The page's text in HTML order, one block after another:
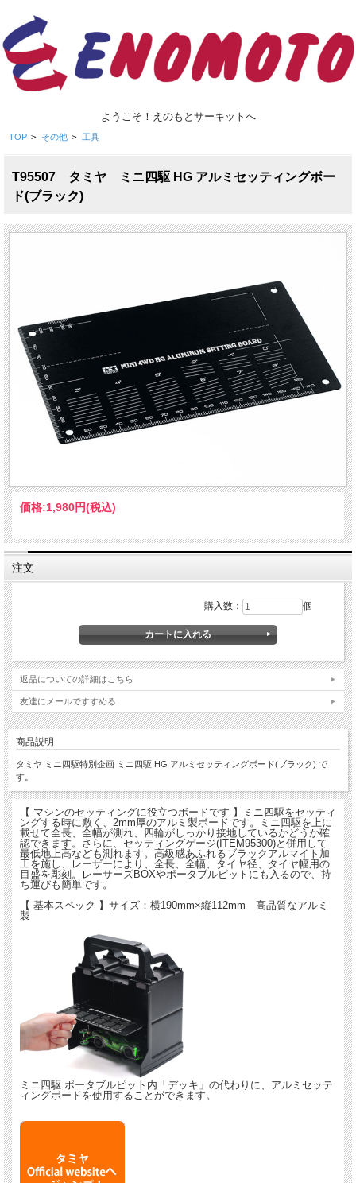
ようこそ！えのもとサーキットへ
TOP > その他 > 工具
T95507 タミヤ ミニ四駆 HG アルミセッティングボー
ド(ブラック)
価格:1,980円(税込)
注文
購入数： 個
返品についての詳細はこちら
友達にメールですすめる
商品説明
タミヤ ミニ四駆特別企画 ミニ四駆 HG アルミセッティングボード(ブラック) で
す。
【 マシンのセッティングに役立つボードです 】ミニ四駆をセッティ
ングする時に敷く、2mm厚のアルミ製ボードです。ミニ四駆を上に
載せて全長、全幅が測れ、四輪がしっかり接地しているかどうか確
認できます。さらに、セッティングゲージ(ITEM95300)と併用して
最低地上高なども測れます。高級感あふれるブラックアルマイト加
工を施し、レーザーにより、全長、全幅、タイヤ径、タイヤ幅用の
目盛を彫刻。レーサーズBOXやポータブルピットにも入るので、持
ち運びも簡単です。
【 基本スペック 】サイズ：横190mm×縦112mm 高品質なアルミ
製
ミニ四駆 ポータブルピット内「デッキ」の代わりに、アルミセッテ
ィングボードを使用することができます。